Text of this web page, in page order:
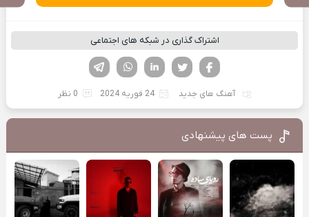
اشتراک گذاری در شبکه های اجتماعی
لینکدین تویتر
فیسوک
آهنگ های جدید 24 فوریه 2024 0 نظر
پست های پیشنهادی